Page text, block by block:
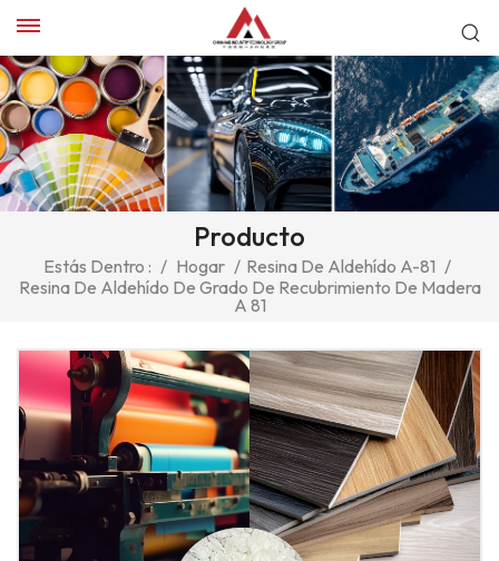
Producto
Estás Dentro : / Hogar / Resina De Aldehído A-81 /
Resina De Aldehído De Grado De Recubrimiento De Madera
A 81